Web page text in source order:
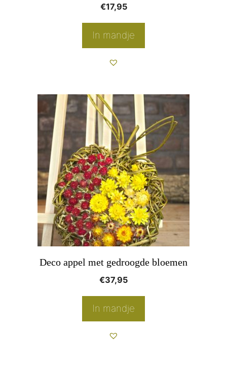
€17,95
In mandje
Deco appel met gedroogde bloemen
€37,95
In mandje